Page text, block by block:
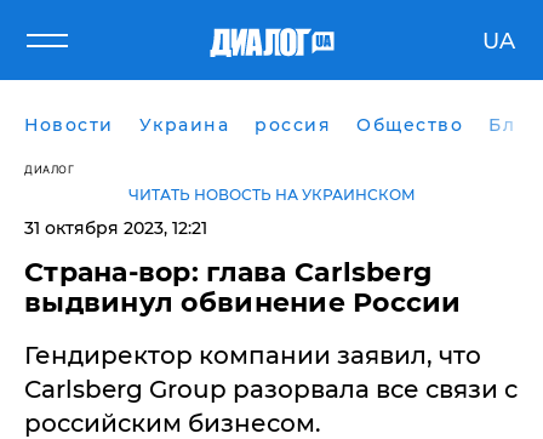
UA
Новости Украина россия Общество
ДИАЛОГ
ЧИТАТЬ НОВОСТЬ НА УКРАИНСКОМ
31 октября 2023, 12:21
​Страна-вор: глава Carlsberg
выдвинул обвинение России
Гендиректор компании заявил, что
Carlsberg Group разорвала все связи с
российским бизнесом.